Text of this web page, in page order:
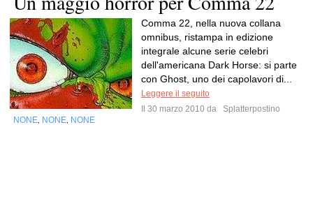
Comma 22, nella nuova collana
omnibus, ristampa in edizione
integrale alcune serie celebri
dell'americana Dark Horse: si parte
con Ghost, uno dei capolavori di...
Leggere il seguito
Il 30 marzo 2010 da
Splatterpostino
NONE NONE NONE